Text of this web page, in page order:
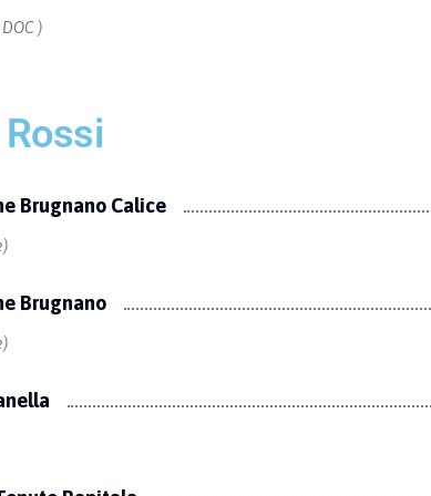
)
Brugnano Calice
Brugnano